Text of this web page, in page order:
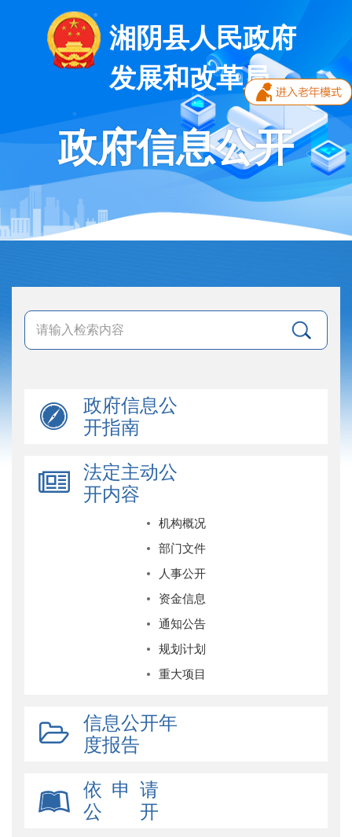
湘阴县人民政府
发展和改革局
政府信息公开
政府信息公
开指南
法定主动公
开内容
机构概况
部门文件
人事公开
资金信息
通知公告
规划计划
重大项目
信息公开年
度报告
依 申 请
公 开